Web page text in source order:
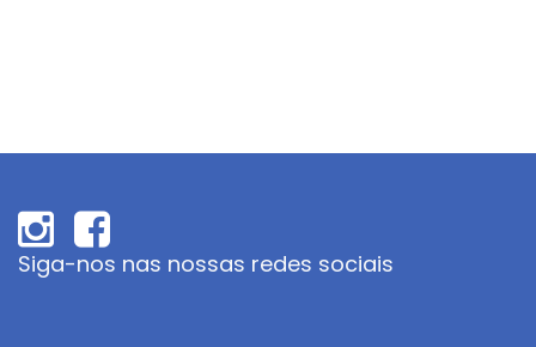
Siga-nos nas nossas redes sociais